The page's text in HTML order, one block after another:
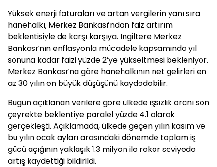
Yüksek enerji faturaları ve artan vergilerin yanı sıra
hanehalkı, Merkez Bankası’ndan faiz artırım
beklentisiyle de karşı karşıya. İngiltere Merkez
Bankası’nın enflasyonla mücadele kapsamında yıl
sonuna kadar faizi yüzde 2’ye yükseltmesi bekleniyor.
Merkez Bankası’na göre hanehalkının net gelirleri en
az 30 yılın en büyük düşüşünü kaydedebilir.
Bugün açıklanan verilere göre ülkede işsizlik oranı son
çeyrekte beklentiye paralel yüzde 4.1 olarak
gerçekleşti. Açıklamada, ülkede geçen yılın kasım ve
bu yılın ocak ayları arasındaki dönemde toplam iş
gücü açığının yaklaşık 1.3 milyon ile rekor seviyede
artış kaydettiği bildirildi.